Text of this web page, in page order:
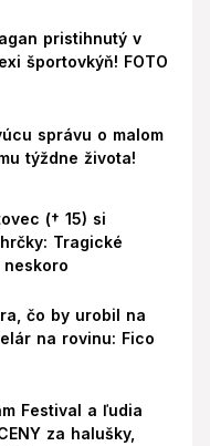
pristihnutý v
športovkýň! FOTO
správu o malom
týždne života!
(† 15) si
Tragické
čo by urobil na
na rovinu: Fico
Festival a ľudia
za halušky,